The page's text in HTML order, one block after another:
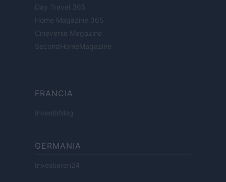
Day Travel 365
Home Magazine 365
Cineverse Magazine
SecondHomeMagazine
FRANCIA
InvestirMag
GERMANIA
Investieren24